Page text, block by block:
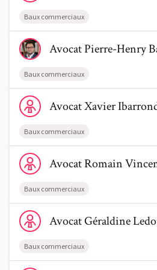
Baux commerciaux
Voir le profil de AvocatPierre-Henry
AvocatPierre-Henry
Baux commerciaux
Voir le profil de AvocatXavier
AvocatXavier
Baux commerciaux
Voir le profil de AvocatRomain
AvocatRomain
Baux commerciaux
Voir le profil de AvocatGéraldine
AvocatGéraldine
Baux commerciaux
Voir le profil de AvocatSéverine Gillet